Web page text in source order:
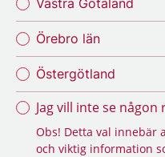
Västra Götaland
Örebro län
Östergötland
Jag vill inte se
Obs! Detta val innebär
och viktig information